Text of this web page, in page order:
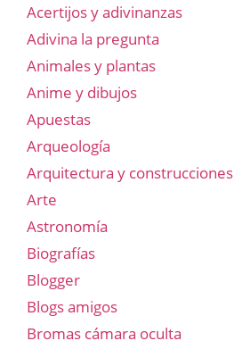
Acertijos y adivinanzas
Adivina la pregunta
Animales y plantas
Anime y dibujos
Apuestas
Arqueología
Arquitectura y construcciones
Arte
Astronomía
Biografías
Blogger
Blogs amigos
Bromas cámara oculta